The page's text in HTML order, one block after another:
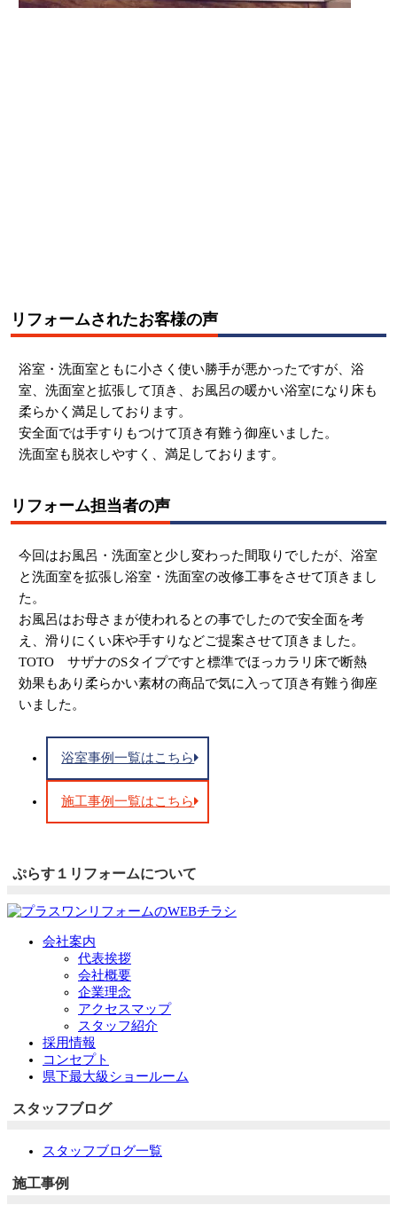
リフォームされたお客様の声
浴室・洗面室ともに小さく使い勝手が悪かったですが、浴
室、洗面室と拡張して頂き、お風呂の暖かい浴室になり床も
柔らかく満足しております。
安全面では手すりもつけて頂き有難う御座いました。
洗面室も脱衣しやすく、満足しております。
リフォーム担当者の声
今回はお風呂・洗面室と少し変わった間取りでしたが、浴室
と洗面室を拡張し浴室・洗面室の改修工事をさせて頂きまし
た。
お風呂はお母さまが使われるとの事でしたので安全面を考
え、滑りにくい床や手すりなどご提案させて頂きました。
TOTO サザナのSタイプですと標準でほっカラリ床で断熱
効果もあり柔らかい素材の商品で気に入って頂き有難う御座
いました。
浴室事例一覧はこちら
施工事例一覧はこちら
ぷらす１リフォームについて
会社案内
代表挨拶
会社概要
企業理念
アクセスマップ
スタッフ紹介
採用情報
コンセプト
県下最大級ショールーム
スタッフブログ
スタッフブログ一覧
施工事例